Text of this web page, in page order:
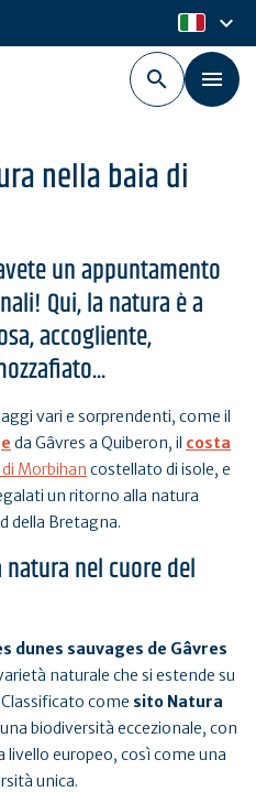
it
keyboard_arrow_down
nella baia di
un appuntamento
Qui, la natura è a
accogliente,
vari e sorprendenti, come il
da Gâvres a Quiberon, il costa
Morbihan costellato di isole, e
un ritorno alla natura
della Bretagna.
nel cuore del
dunes sauvages de Gâvres
naturale che si estende su
come sito Natura
biodiversità eccezionale, con
livello europeo, così come una
unica.